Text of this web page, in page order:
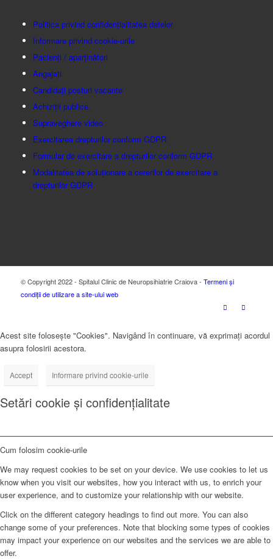
Politica privind confidențialitatea datelor
Informare privind cookie-urile
Pacienți / aparținători
Angajați
Candidați posturi vacante
Achiziții publice
Supraveghere video
Exercitarea drepturilor conform GDPR
Formular de exercitare a drepturilor conform GDPR
Modalitatea de soluționare a cererilor de exercitare a
drepturilor GDPR
© Copyright 2022 - Spitalul Clinic de Neuropsihiatrie Craiova - Termeni și
condiții de utilizare a site-ului web
Acest site folosește "Cookies". Navigând în continuare, vă exprimați acordul
asupra folosirii acestora.
Accept Informare privind cookie-urile
Setări cookie și confidențialitate
Cum folosim cookie-urile
We may request cookies to be set on your device. We use cookies to let us
know when you visit our websites, how you interact with us, to enrich your
user experience, and to customize your relationship with our website.
Click on the different category headings to find out more. You can also
change some of your preferences. Note that blocking some types of cookies
may impact your experience on our websites and the services we are able to
offer.